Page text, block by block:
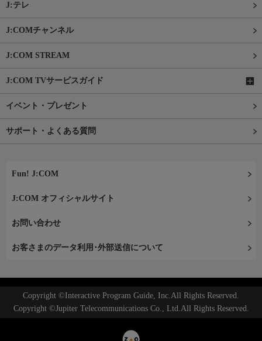
J:テレ
J:COMチャンネル
J:COM STREAM
J:COM TVサービスガイド
イベント・プレゼント
サポート・よくある質問
Fun! J:COM
J:COM オフィシャルサイト
お問い合わせ
お客さまのデータ利用･外部送信について
Copyright ©Interactive Program Guide, Inc.All Rights Reserved.
Copyright ©Jupiter Telecommunications Co., Ltd.All Rights Reserved.